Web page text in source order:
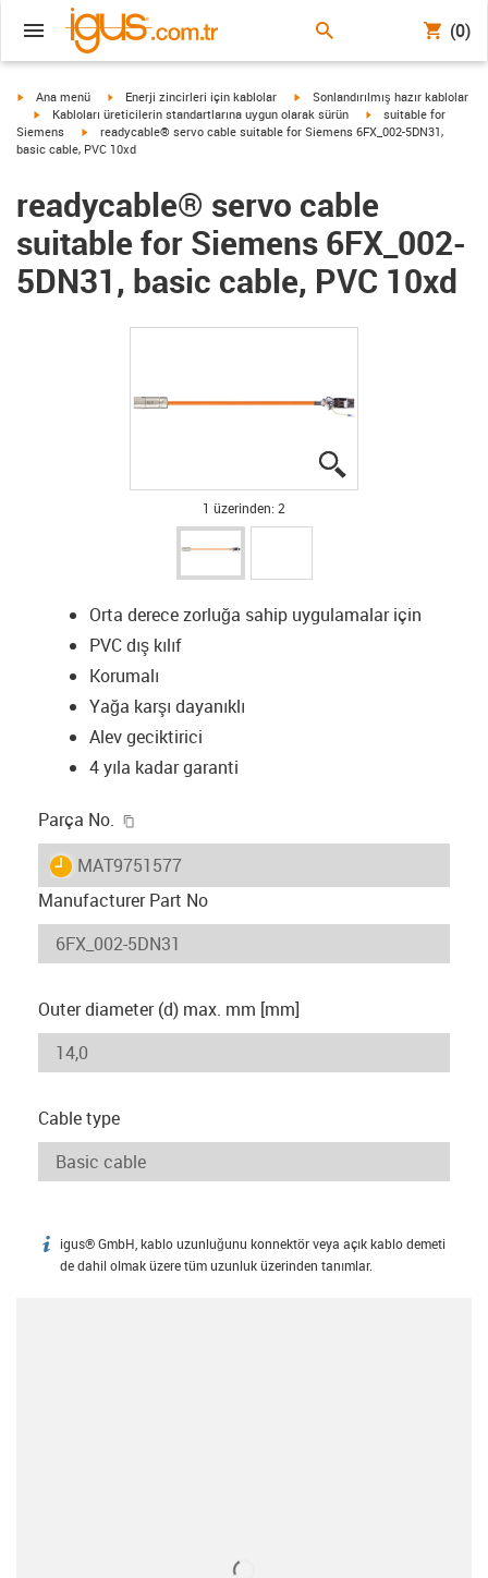
(0)
igus-icon-arrow-right
Ana menü igus-icon-arrow-right
Enerji zincirleri için kablolar igus-icon-arrow-right
Sonlandırılmış hazır kablolar
igus-icon-arrow-right
Kabloları üreticilerin standartlarına uygun olarak sürün igus-icon-arrow-right
suitable for
Siemens
igus-icon-arrow-right
readycable® servo cable suitable for Siemens 6FX_002-5DN31,
basic cable, PVC 10xd
readycable® servo cable
suitable for Siemens 6FX_002-
5DN31, basic cable, PVC 10xd
1 üzerinden: 2
Orta derece zorluğa sahip uygulamalar için
PVC dış kılıf
Korumalı
Yağa karşı dayanıklı
Alev geciktirici
4 yıla kadar garanti
Parça No.
igus-icon-lieferzeit
MAT9751577
Manufacturer Part No
Outer diameter (d) max. mm [mm]
Cable type
igus-icon-info
igus® GmbH, kablo uzunluğunu konnektör veya açık kablo demeti
de dahil olmak üzere tüm uzunluk üzerinden tanımlar.